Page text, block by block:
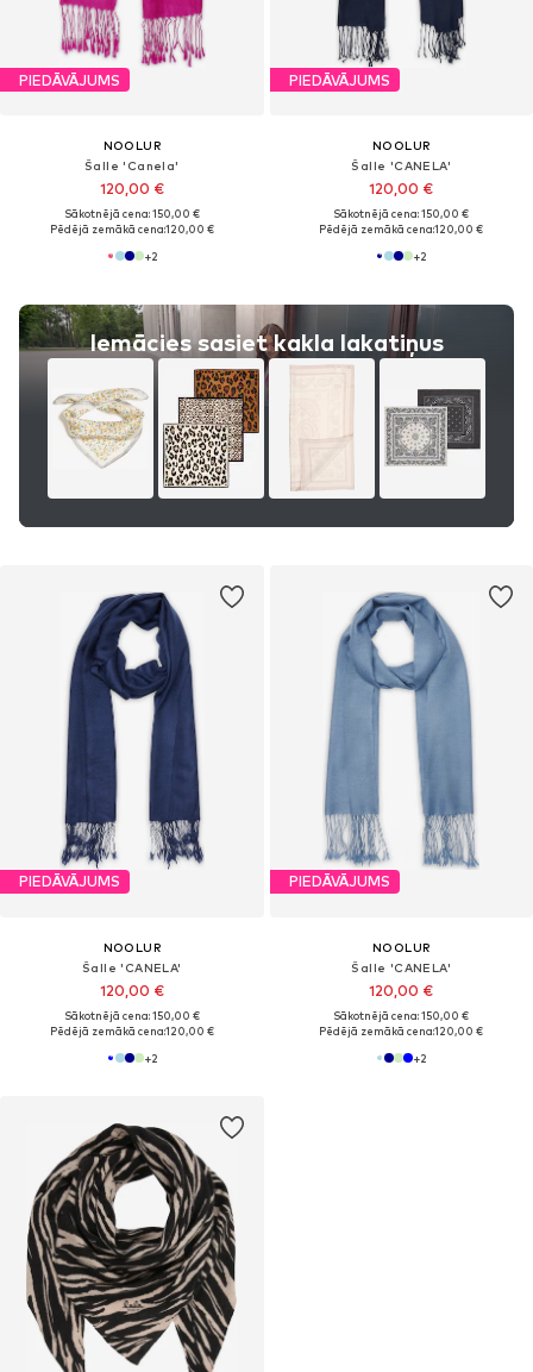
PIEDĀVĀJUMS
NOOLUR
Šalle 'Canela'
120,00 €
Sākotnējā cena: 150,00 €
Pēdējā zemākā cena:120,00 €
+2
Iemācies sasiet kakla lakatiņus
PIEDĀVĀJUMS
NOOLUR
Šalle 'CANELA'
120,00 €
Sākotnējā cena: 150,00 €
Pēdējā zemākā cena:120,00 €
+2
PIEDĀVĀJUMS
NOOLUR
Šalle 'CANELA'
120,00 €
Sākotnējā cena: 150,00 €
Pēdējā zemākā cena:120,00 €
+2
PIEDĀVĀJUMS
NOOLUR
Šalle 'CANELA'
120,00 €
Sākotnējā cena: 150,00 €
Pēdējā zemākā cena:120,00 €
+2